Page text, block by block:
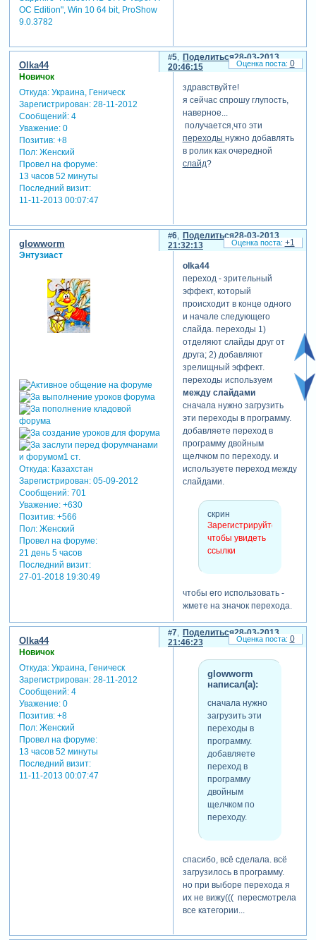
OC Edition", Win 10 64 bit, ProShow
9.0.3782
Поделиться
5
28-03-2013
20:46:15
Olka44
Новичок
Откуда:Украина, Геническ
Зарегистрирован: 28-11-2012
Сообщений:4
Уважение: 0
Позитив: +8
Пол:Женский
Провел на форуме:
13 часов 52 минуты
Последний визит:
11-11-2013 00:07:47
здравствуйте!
я сейчас спрошу глупость,
наверное...
получается,что эти
переходы нужно добавлять
в ролик как очередной
слайд?
0
Поделиться
6
28-03-2013
21:32:13
glowworm
Энтузиаст
Откуда:Казахстан
Зарегистрирован: 05-09-2012
Сообщений:701
Уважение: +630
Позитив: +566
Пол:Женский
Провел на форуме:
21 день 5 часов
Последний визит:
27-01-2018 19:30:49
olka44
переход - зрительный
эффект, который
происходит в конце одного
и начале следующего
слайда. переходы 1)
отделяют слайды друг от
друга; 2) добавляют
зрелищный эффект.
переходы используем
между слайдами
сначала нужно загрузить
эти переходы в программу.
добавляете переход в
программу двойным
щелчком по переходу. и
используете переход между
слайдами.
скрин
Зарегистрируйтесь,
чтобы увидеть
ссылки
чтобы его использовать -
жмете на значок перехода.
переход ав
выпадает окошко. там вы
который вам нужен. и
нажимаете "применить"
скрин2
Зарегистрируйтесь,
чтобы увидеть
ссылки
обратите внимание, что
переходы, для удобства
использования, разделены
на категории. чтобы
выбирайте
"all categories"
есть еще группа
стандартных переходов,
которые можно
слайде. (внутрислайдовые
+1
Поделиться
7
28-03-2013
21:46:23
Olka44
Новичок
Откуда:Украина, Геническ
Зарегистрирован: 28-11-2012
Сообщений:4
Уважение: 0
Позитив: +8
Пол:Женский
Провел на форуме:
13 часов 52 минуты
Последний визит:
11-11-2013 00:07:47
glowworm
написал(а):
сначала нужно
загрузить эти
переходы в
программу.
добавляете
переход в
программу
двойным
щелчком по
переходу.
спасибо, всё сделала. всё
загрузилось в программу.
но при выборе перехода я
их не вижу((( пересмотрела
все категории...
0